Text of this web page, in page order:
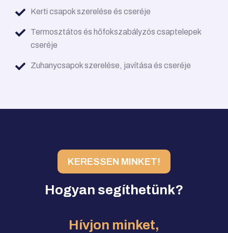
Kerti csapok szerelése és cseréje
Termosztátos és hőfokszabályzós csaptelepek
cseréje
Zuhanycsapok szerelése, javítása és cseréje
KERESSEN MINKET!
Hogyan segíthetünk?
Hívjon minket,